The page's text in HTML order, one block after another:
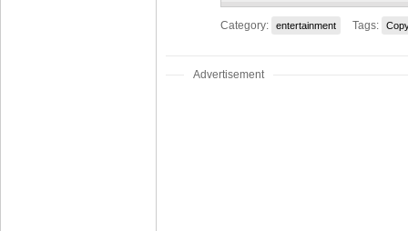
Category: entertainment Tags:
Advertisement